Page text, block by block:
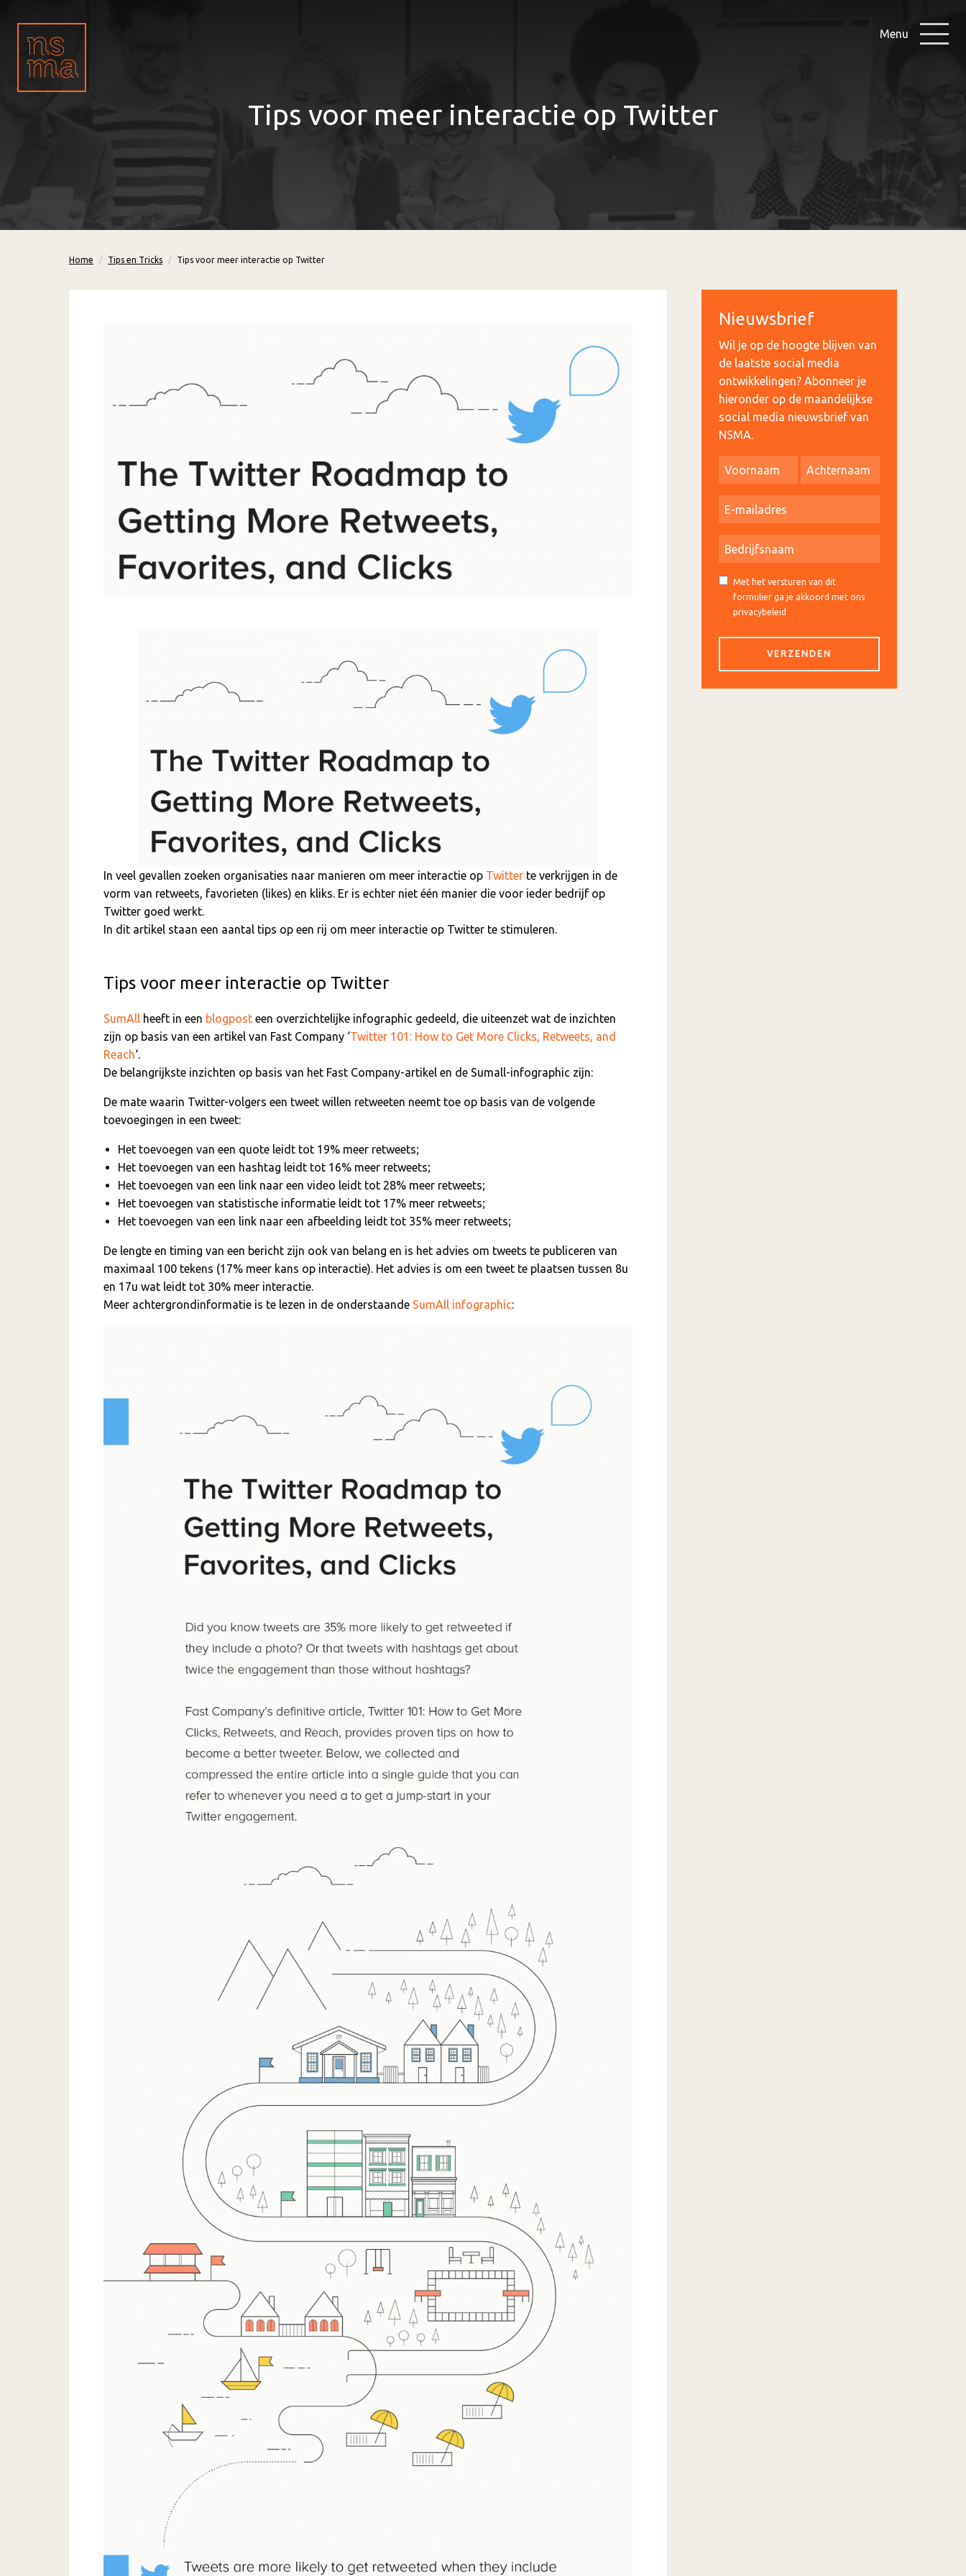
Menu
Tips voor meer interactie op Twitter
Home Tips en Tricks Tips voor meer interactie op Twitter
In veel gevallen zoeken organisaties naar manieren om meer interactie op Twitter te verkrijgen in de
vorm van retweets, favorieten (likes) en kliks. Er is echter niet één manier die voor ieder bedrijf op
Twitter goed werkt.
In dit artikel staan een aantal tips op een rij om meer interactie op Twitter te stimuleren.
Tips voor meer interactie op Twitter
SumAll heeft in een blogpost een overzichtelijke infographic gedeeld, die uiteenzet wat de inzichten
zijn op basis van een artikel van Fast Company ‘Twitter 101: How to Get More Clicks, Retweets, and
Reach‘.
De belangrijkste inzichten op basis van het Fast Company-artikel en de Sumall-infographic zijn:
De mate waarin Twitter-volgers een tweet willen retweeten neemt toe op basis van de volgende
toevoegingen in een tweet:
Het toevoegen van een quote leidt tot 19% meer retweets;
Het toevoegen van een hashtag leidt tot 16% meer retweets;
Het toevoegen van een link naar een video leidt tot 28% meer retweets;
Het toevoegen van statistische informatie leidt tot 17% meer retweets;
Het toevoegen van een link naar een afbeelding leidt tot 35% meer retweets;
De lengte en timing van een bericht zijn ook van belang en is het advies om tweets te publiceren van
maximaal 100 tekens (17% meer kans op interactie). Het advies is om een tweet te plaatsen tussen 8u
en 17u wat leidt tot 30% meer interactie.
Meer achtergrondinformatie is te lezen in de onderstaande SumAll infographic:
Nieuwsbrief
Wil je op de hoogte blijven van
de laatste social media
ontwikkelingen? Abonneer je
hieronder op de maandelijkse
social media nieuwsbrief van
NSMA.
Met het versturen van dit
formulier ga je akkoord met ons
privacybeleid